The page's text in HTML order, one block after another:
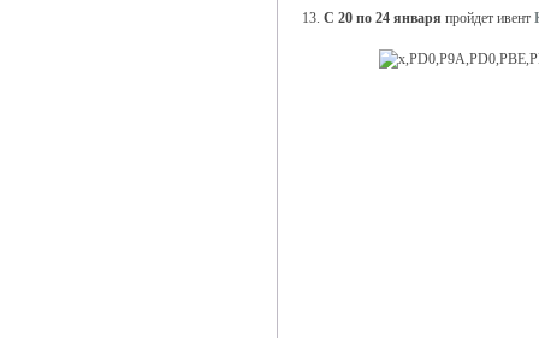
13. С 20 по 24 января пройдет ивент